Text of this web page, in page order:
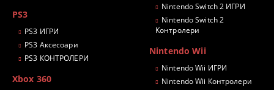
PS3
PS3 ИГРИ
PS3 Аксесоари
PS3 КОНТРОЛЕРИ
Xbox 360
Nintendo Switch 2 ИГРИ
Nintendo Switch 2
Контролери
Nintendo Wii
Nintendo Wii ИГРИ
Nintendo Wii Контролери